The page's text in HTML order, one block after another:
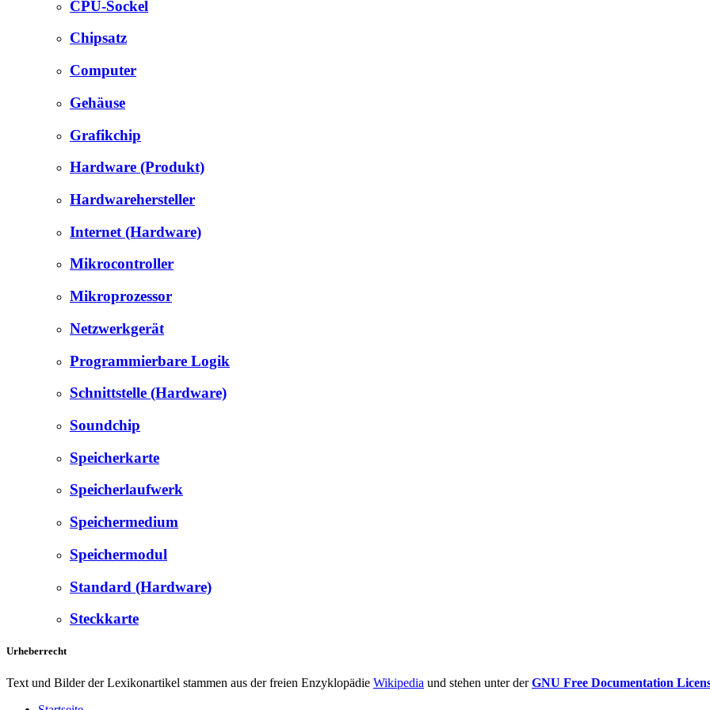
CPU-Sockel
Chipsatz
Computer
Gehäuse
Grafikchip
Hardware (Produkt)
Hardwarehersteller
Internet (Hardware)
Mikrocontroller
Mikroprozessor
Netzwerkgerät
Programmierbare Logik
Schnittstelle (Hardware)
Soundchip
Speicherkarte
Speicherlaufwerk
Speichermedium
Speichermodul
Standard (Hardware)
Steckkarte
Urheberrecht
Text und Bilder der Lexikonartikel stammen aus der freien Enzyklopädie Wikipedia und stehen unter derGNU Free Documentation